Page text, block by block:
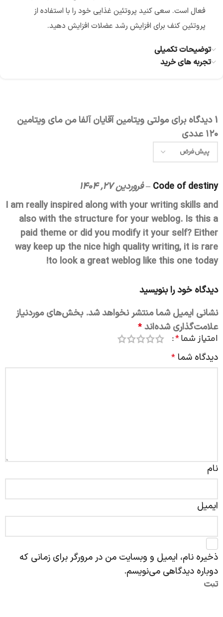
فعال است. سعی کنید پروتئین غذایی خود را با استفاده از
پروتئین کنف برای افزایش رشد عضلات افزایش دهید.
توضیحات تکمیلی
تجربه های خرید
1 دیدگاه برای
مولتی ویتامین آقایان آلفا من مای ویتامین
۱۲۰ عددي
Code of destiny
–فروردین 27, 1404
I am really inspired along with your writing skills and
also with the structure for your weblog. Is this a
paid theme or did you modify it your self? Either
way keep up the nice high quality writing, it is rare
to look a great weblog like this one today
!
دیدگاه خود را بنویسید
نشانی ایمیل شما منتشر نخواهد شد. بخش‌های موردنیاز
علامت‌گذاری شده‌اند *
امتیاز شما*
دیدگاه شما *
نام
ایمیل
ذخیره نام، ایمیل و وبسایت من در مرورگر برای زمانی که
دوباره دیدگاهی می‌نویسم.